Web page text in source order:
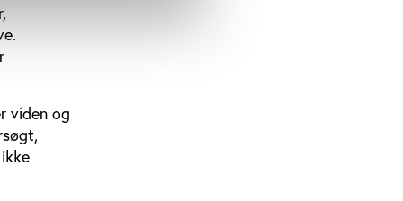
viden og